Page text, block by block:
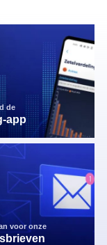
de
app
voor onze